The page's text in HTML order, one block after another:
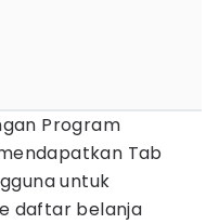
Program
Tab
untuk
daftar belanja